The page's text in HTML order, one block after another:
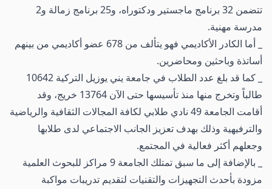
تتضمن 32 برنامج ماجستير ودكتوراه، و25 برنامج زمالة و2
مدرسة مهنية.
_ أما الكادر الأكاديمي فهو يتألف من 678 عضو أكاديمي من بينهم
أساتذة وباحثين ومحاضرين.
_ كما قد بلغ عدد الطلاب في جامعة يني يوزيل التركية 10642
طالباً وتخرج منها منذ تأسيسها حتى الآن 13764 خريج، وقد
أقامت الجامعة 49 نادي طلابي لكافة المجالات الثقافية والرياضية
والترفيهية وذلك بهدف تعزيز الجانب الاجتماعي لدى طلابها
وجعلهم أكثر فعالية في المجتمع.
_ بالإضافة إلى ما سبق تمتلك الجامعة 9 مراكز للبحوث العلمية
مزودة بأحدث التجهيزات والتقنيات لتقديم تدريبات مواكبة